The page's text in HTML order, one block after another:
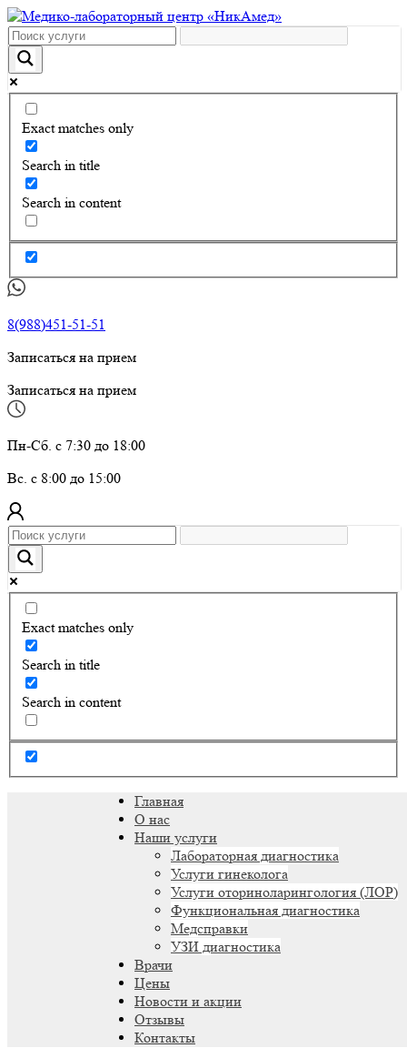
Exact matches only
Search in title
Search in content
8(988)451-51-51
Записаться на прием
Записаться на прием
Пн-Сб. с 7:30 до 18:00
Вс. с 8:00 до 15:00
Exact matches only
Search in title
Search in content
Главная
О нас
Наши услуги
Лабораторная диагностика
Услуги гинеколога
Услуги оториноларингология (ЛОР)
Функциональная диагностика
Медсправки
УЗИ диагностика
Врачи
Цены
Новости и акции
Отзывы
Контакты